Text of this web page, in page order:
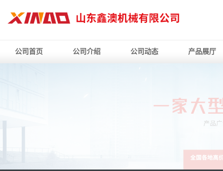
公司首页 公司介绍 公司动态 产品展厅